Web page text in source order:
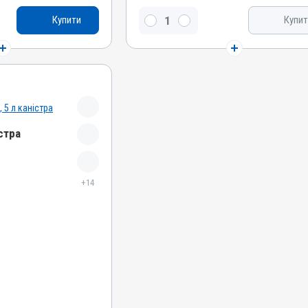
Силімарин, Метіонін
Собаки, Коти,
з кормом
Для жовчних
Купити
Бетаїн, Силімарин, Метіонін, L-карнітин, Сорбіт
Види тварин
ВРХ, Вівці, Кози, Свині, Коні, Собаки, Коти,
+14